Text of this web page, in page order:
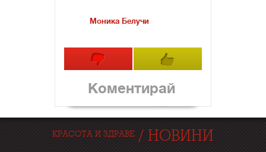
Моника Белучи
Коментирай
КРАСОТА И ЗДРАВЕ / НОВИНИ